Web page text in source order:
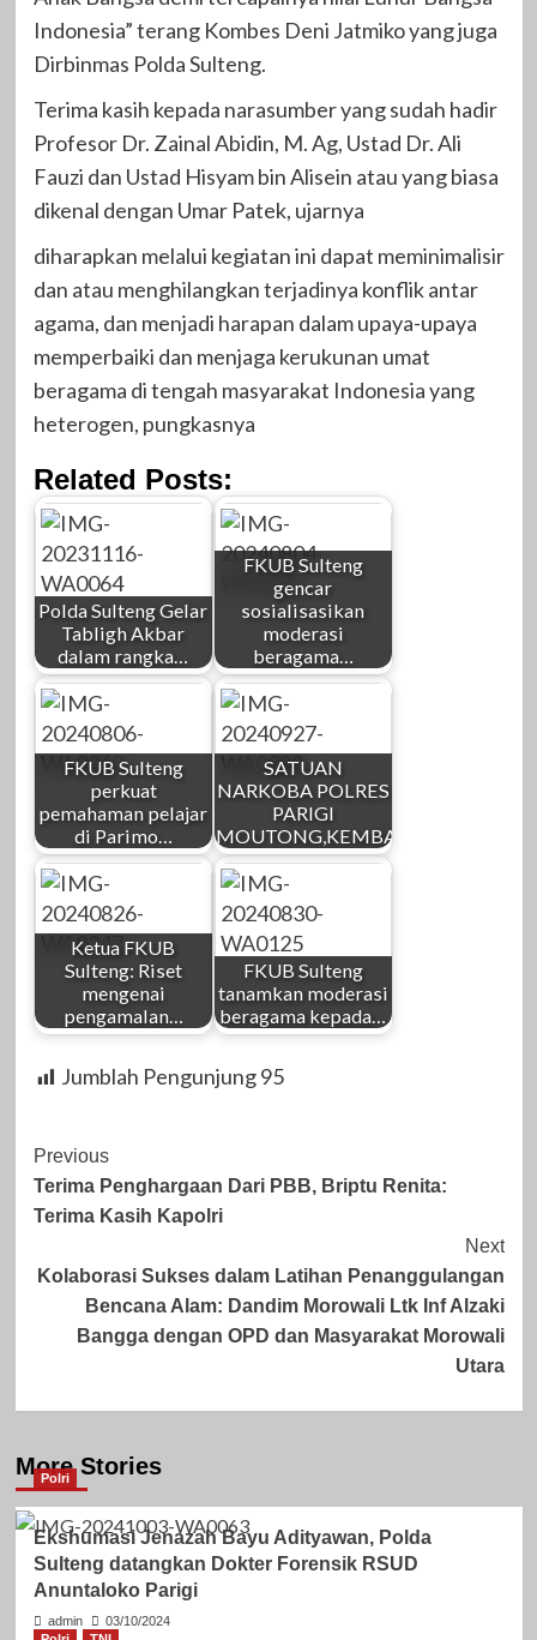
Indonesia” terang Kombes Deni Jatmiko yang juga
Dirbinmas Polda Sulteng.
Terima kasih kepada narasumber yang sudah hadir
Profesor Dr. Zainal Abidin, M. Ag, Ustad Dr. Ali
Fauzi dan Ustad Hisyam bin Alisein atau yang biasa
dikenal dengan Umar Patek, ujarnya
diharapkan melalui kegiatan ini dapat meminimalisir
dan atau menghilangkan terjadinya konflik antar
agama, dan menjadi harapan dalam upaya-upaya
memperbaiki dan menjaga kerukunan umat
beragama di tengah masyarakat Indonesia yang
heterogen, pungkasnya
Related Posts:
Polda Sulteng Gelar
Tabligh Akbar
dalam rangka…
FKUB Sulteng
gencar
sosialisasikan
moderasi
beragama…
FKUB Sulteng
perkuat
pemahaman pelajar
di Parimo…
SATUAN
NARKOBA POLRES
PARIGI
MOUTONG,KEMBALI…
Ketua FKUB
Sulteng: Riset
mengenai
pengamalan…
FKUB Sulteng
tanamkan moderasi
beragama kepada…
Jumblah Pengunjung 95
Post
Navigation
Previous
Terima Penghargaan Dari PBB, Briptu Renita:
Terima Kasih Kapolri
Next
Kolaborasi Sukses dalam Latihan Penanggulangan
Bencana Alam: Dandim Morowali Ltk Inf Alzaki
Bangga dengan OPD dan Masyarakat Morowali
Utara
More Stories
Polri
Ekshumasi Jenazah Bayu Adityawan, Polda
Sulteng datangkan Dokter Forensik RSUD
Anuntaloko Parigi
admin
03/10/2024